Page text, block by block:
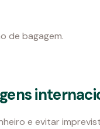
de bagagem.
e evitar